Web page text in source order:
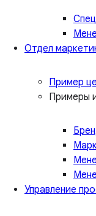
Отдел
Пример
Примеры
Управление